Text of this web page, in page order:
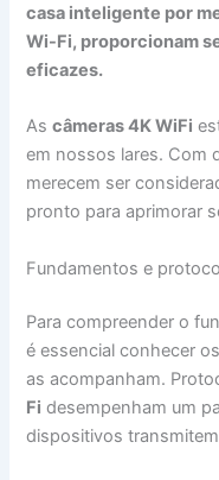
casa inteligente por
Wi-Fi, proporcionam
eficazes.
Ascâmeras 4K WiFi
em nossos lares. Com
merecem ser
pronto para aprimorar
Fundamentos e
Para compreender o
é essencial conhecer
as acompanham.
Fi desempenham um
dispositivos